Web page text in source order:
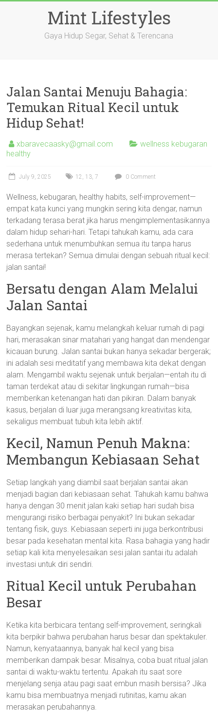
Mint Lifestyles
Gaya Hidup Segar, Sehat & Terencana
Jalan Santai Menuju Bahagia:
Temukan Ritual Kecil untuk
Hidup Sehat!
xbaravecaasky@gmail.com
wellness kebugaran
healthy
July 9, 2025 12 , 13,7 0 Comment
Wellness, kebugaran, healthy habits, self-improvement—
empat kata kunci yang mungkin sering kita dengar, namun
terkadang terasa berat jika harus mengimplementasikannya
dalam hidup sehari-hari. Tetapi tahukah kamu, ada cara
sederhana untuk menumbuhkan semua itu tanpa harus
merasa tertekan? Semua dimulai dengan sebuah ritual kecil:
jalan santai!
Bersatu dengan Alam Melalui
Jalan Santai
Bayangkan sejenak, kamu melangkah keluar rumah di pagi
hari, merasakan sinar matahari yang hangat dan mendengar
kicauan burung. Jalan santai bukan hanya sekadar bergerak;
ini adalah sesi meditatif yang membawa kita dekat dengan
alam. Mengambil waktu sejenak untuk berjalan—entah itu di
taman terdekat atau di sekitar lingkungan rumah—bisa
memberikan ketenangan hati dan pikiran. Dalam banyak
kasus, berjalan di luar juga merangsang kreativitas kita,
sekaligus membuat tubuh kita lebih aktif.
Kecil, Namun Penuh Makna:
Membangun Kebiasaan Sehat
Setiap langkah yang diambil saat berjalan santai akan
menjadi bagian dari kebiasaan sehat. Tahukah kamu bahwa
hanya dengan 30 menit jalan kaki setiap hari sudah bisa
mengurangi risiko berbagai penyakit? Ini bukan sekadar
tentang fisik, guys. Kebiasaan seperti ini juga berkontribusi
besar pada kesehatan mental kita. Rasa bahagia yang hadir
setiap kali kita menyelesaikan sesi jalan santai itu adalah
investasi untuk diri sendiri.
Ritual Kecil untuk Perubahan
Besar
Ketika kita berbicara tentang self-improvement, seringkali
kita berpikir bahwa perubahan harus besar dan spektakuler.
Namun, kenyataannya, banyak hal kecil yang bisa
memberikan dampak besar. Misalnya, coba buat ritual jalan
santai di waktu-waktu tertentu. Apakah itu saat sore
menjelang senja atau pagi saat embun masih bersisa? Jika
kamu bisa membuatnya menjadi rutinitas, kamu akan
merasakan perubahannya.